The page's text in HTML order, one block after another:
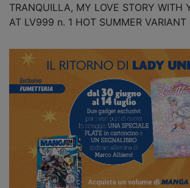
TRANQUILLA, MY LOVE STORY WITH
AT LV999 n. 1 HOT SUMMER